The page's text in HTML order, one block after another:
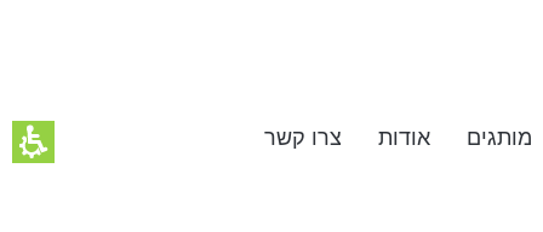
מותגים אודות צרו קשר